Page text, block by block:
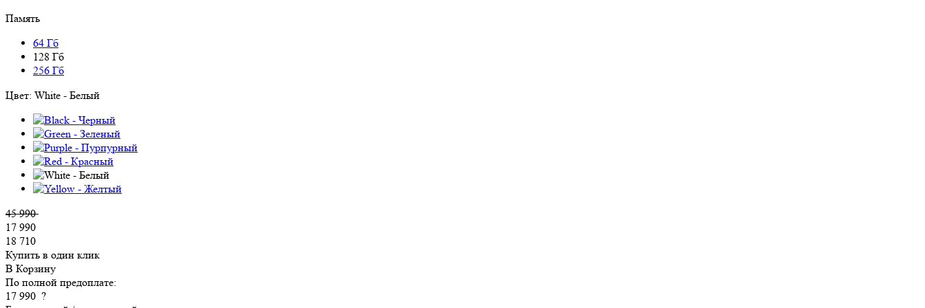
Память
64 Гб
128 Гб
256 Гб
Цвет: White - Белый
45 990
17 990
18 710
Купить в один клик
В Корзину
По полной предоплате:
17 990 ?